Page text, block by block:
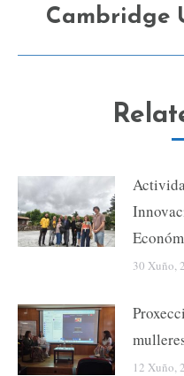
Cambridge
30 Xuño,
12 Xuño,